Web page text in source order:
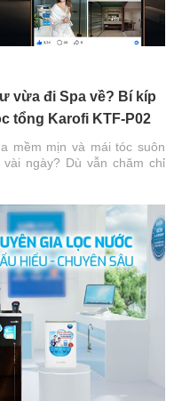
vừa đi Spa về? Bí kíp
tổng Karofi KTF-P02
mềm mịn và mái tóc suôn
ngày? Dù vẫn chăm chỉ